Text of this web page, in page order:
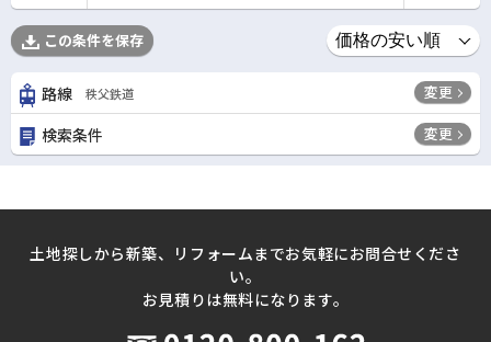
この条件を保存
路線 秩父鉄道 変更
検索条件 変更
土地探しから新築、リフォームまでお気軽にお問合せくださ
い。
お見積りは無料になります。